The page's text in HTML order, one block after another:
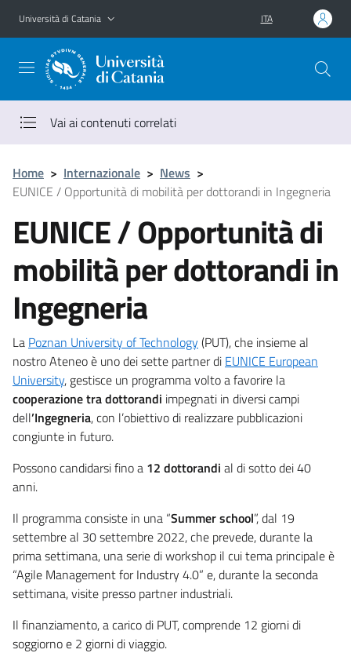
Vai al contenuto principale
Vai al menu di navigazione
Università di Catania ITA
Vai ai contenuti correlati
Home > Internazionale > News >
EUNICE / Opportunità di mobilità per dottorandi in Ingegneria
EUNICE / Opportunità di
mobilità per dottorandi in
Ingegneria
La Poznan University of Technology (PUT), che insieme al
nostro Ateneo è uno dei sette partner di EUNICE European
University, gestisce un programma volto a favorire la
cooperazione tra dottorandi impegnati in diversi campi
dell’Ingegneria, con l’obiettivo di realizzare pubblicazioni
congiunte in futuro.
Possono candidarsi fino a 12 dottorandi al di sotto dei 40
anni.
Il programma consiste in una “Summer school”, dal 19
settembre al 30 settembre 2022, che prevede, durante la
prima settimana, una serie di workshop il cui tema principale è
“Agile Management for Industry 4.0” e, durante la seconda
settimana, visite presso partner industriali.
Il finanziamento, a carico di PUT, comprende 12 giorni di
soggiorno e 2 giorni di viaggio.